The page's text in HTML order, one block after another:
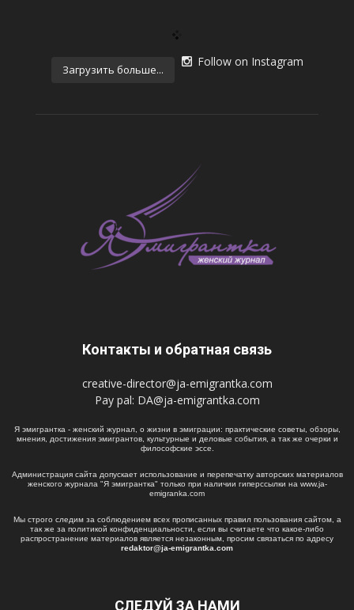
Загрузить больше...
Follow on Instagram
Контакты и обратная связь
creative-director@ja-emigrantka.com
Pay pal: DA@ja-emigrantka.com
Я эмигрантка - женский журнал, о жизни в эмиграции: практические советы, обзоры,
мнения, достижения эмигрантов, культурные и деловые события, а так же очерки и
философские эссе.
Администрация сайта допускает использование и перепечатку авторских материалов
женского журнала "Я эмигрантка" только при наличии гиперссылки на www.ja-
emigranka.com
Мы строго следим за соблюдением всех прописанных правил пользования сайтом, а
так же за политикой конфиденциальности, если вы считаете что какое-либо
распространение материалов является незаконным, просим связаться по адресу
redaktor@ja-emigrantka.com
СЛЕДУЙ ЗА НАМИ